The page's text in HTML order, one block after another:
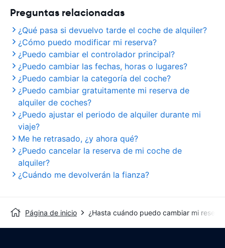
Preguntas relacionadas
¿Qué pasa si devuelvo tarde el coche de alquiler?
¿Cómo puedo modificar mi reserva?
¿Puedo cambiar el controlador principal?
¿Puedo cambiar las fechas, horas o lugares?
¿Puedo cambiar la categoría del coche?
¿Puedo cambiar gratuitamente mi reserva de
alquiler de coches?
¿Puedo ajustar el periodo de alquiler durante mi
viaje?
Me he retrasado, ¿y ahora qué?
¿Puedo cancelar la reserva de mi coche de
alquiler?
¿Cuándo me devolverán la fianza?
Página de inicio ¿Hasta cuándo puedo cambiar mi